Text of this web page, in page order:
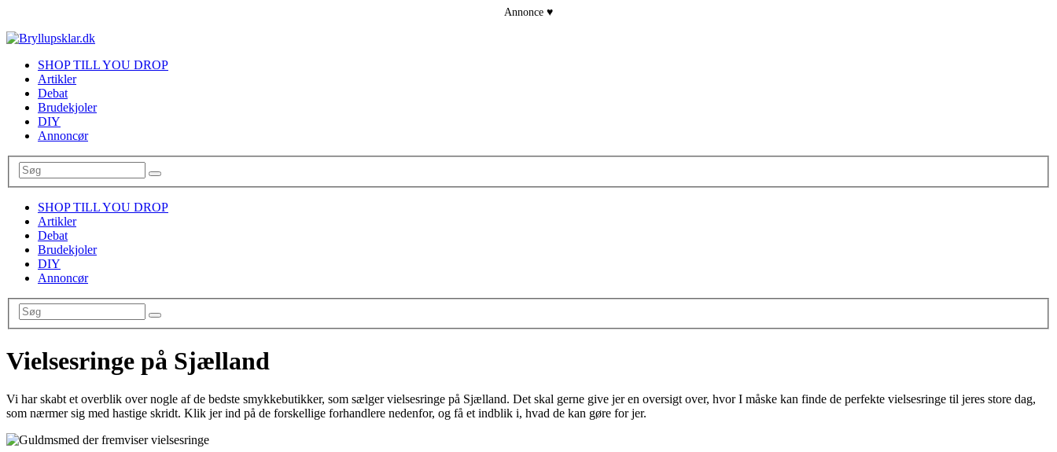
SHOP TILL YOU DROP
Artikler
Debat
Brudekjoler
DIY
Annoncør
SHOP TILL YOU DROP
Artikler
Debat
Brudekjoler
DIY
Annoncør
Vielsesringe på Sjælland
Vi har skabt et overblik over nogle af de bedste smykkebutikker, som sælger vielsesringe på Sjælland. Det skal gerne give jer en oversigt over, hvor I måske kan finde de perfekte vielsesringe til jeres store dag,
som nærmer sig med hastige skridt. Klik jer ind på de forskellige forhandlere nedenfor, og få et indblik i, hvad de kan gøre for jer.